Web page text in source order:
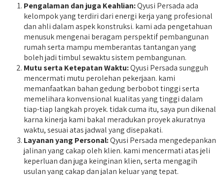
Pengalaman dan juga Keahlian:Qyusi Persada ada
kelompok yang terdiri dari energi kerja yang profesional
dan ahli dalam aspek konstruksi. kami ada pengetahuan
menusuk mengenai beragam perspektif pembangunan
rumah serta mampu memberantas tantangan yang
boleh jadi timbul sewaktu sistem pembangunan.
Mutu serta Ketepatan Waktu:Qyusi Persada sungguh
mencermati mutu perolehan pekerjaan. kami
memanfaatkan bahan gedung berbobot tinggi serta
memelihara konvensional kualitas yang tinggi dalam
tiap-tiap langkah proyek. tidak cuma itu, saya pun dikenal
karna kinerja kami bakal meradukan proyek akuratnya
waktu, sesuai atas jadwal yang disepakati.
Layanan yang Personal:Qyusi Persada mengedepankan
jalinan yang cakap oleh klien. kami mencermati atas jeli
keperluan dan juga keinginan klien, serta mengagih
usulan yang cakap dan jalan keluar yang tepat.